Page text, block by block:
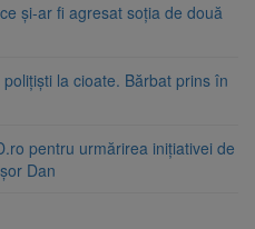
și-ar fi agresat soția de două
la cioate. Bărbat prins în
pentru urmărirea inițiativei de
Dan